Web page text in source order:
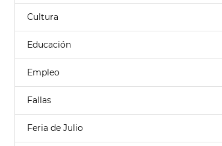
Cultura
Educación
Empleo
Fallas
Feria de Julio